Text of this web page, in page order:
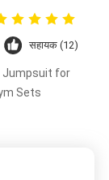
सहायक (12)
Jumpsuit for
Sets